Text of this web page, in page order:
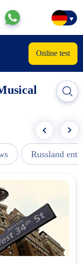
Online test
Russland